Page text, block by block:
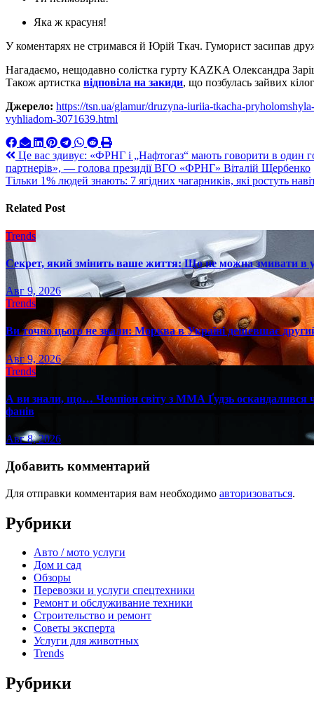
Яка ж красуня!
У коментарях не стримався й Юрій Ткач. Гуморист засипав
Нагадаємо, нещодавно солістка гурту KAZKA Олександра
Також артистка відповіла на закиди, що позбулась зайвих
Джерело: https://tsn.ua/glamur/druzyna-iuriia-tkacha-
vyhliadom-3071639.html
Навигация
по
Це вас здивує: «ФРНГ і „Нафтогаз“ мають говорити в один
партнерів», — голова президії ВГО «ФРНГ» Віталій Щербенко
Тільки 1% людей знають: 7 ягідних чагарників, які ростуть
Related Post
Trends
Секрет, який змінить ваше життя: Що не можна змивати в
Авг 9, 2026
Trends
Ви точно цього не знали: Морква в Україні дешевшає
Авг 9, 2026
Trends
А ви знали, що… Чемпіон світу з ММА Ґудзь оскандалився
фанів
Авг 8, 2026
Добавить комментарий
Для отправки комментария вам необходимо авторизоваться.
Рубрики
Авто / мото услуги
Дом и сад
Обзоры
Перевозки и услуги спецтехники
Ремонт и обслуживание техники
Строительство и ремонт
Советы эксперта
Услуги для животных
Trends
Рубрики